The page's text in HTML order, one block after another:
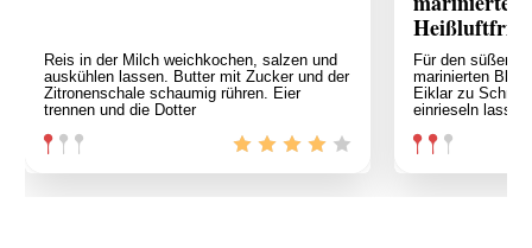
Reis in der Milch weichkochen, salzen und
auskühlen lassen. Butter mit Zucker und der
Zitronenschale schaumig rühren. Eier
trennen und die Dotter
Für den süßen
marinierten
Eiklar zu
einrieseln lassen